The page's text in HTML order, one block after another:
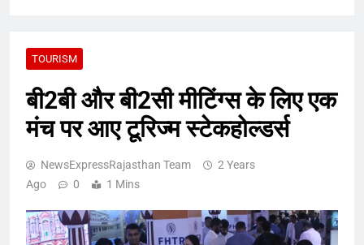
TOURISM
बी2बी और बी2सी मीटिंग्स के लिए एक
मंच पर आए टूरिज्म स्टेकहोल्डर्स
NewsExpressRajasthan Team
2 Years
Ago
0 1 Mins